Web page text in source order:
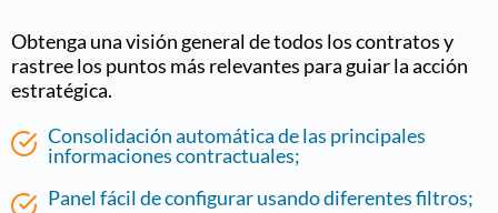
Obtenga una visión general de todos los contratos y
rastree los puntos más relevantes para guiar la acción
estratégica.
Consolidación automática de las principales
informaciones contractuales;
Panel fácil de configurar usando diferentes filtros;